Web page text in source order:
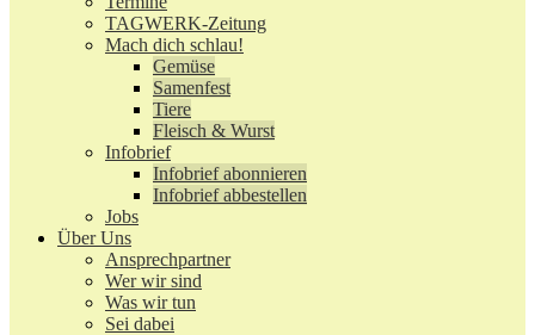
TAGWERK-Zeitung
Mach dich schlau!
Gemüse
Samenfest
Tiere
Fleisch & Wurst
Infobrief
Infobrief abonnieren
Infobrief abbestellen
Jobs
Über Uns
Ansprechpartner
Wer wir sind
Was wir tun
Sei dabei